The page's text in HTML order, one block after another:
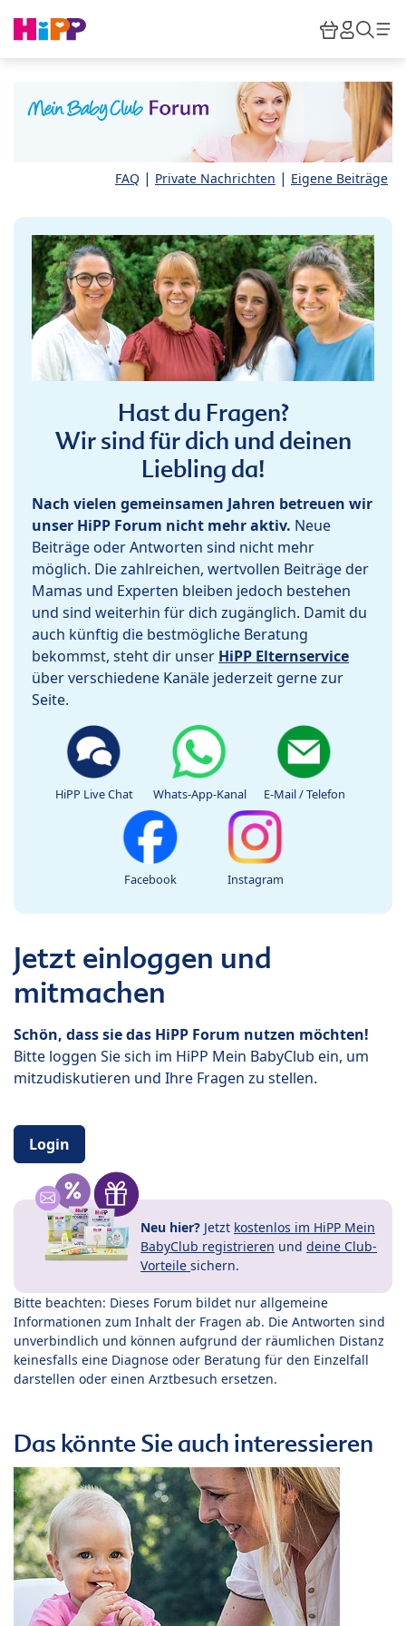
HiPP
FAQ | Private Nachrichten | Eigene Beiträge
Hast du Fragen?
Wir sind für dich und deinen
Liebling da!
Nach vielen gemeinsamen Jahren betreuen wir
unser HiPP Forum nicht mehr aktiv. Neue
Beiträge oder Antworten sind nicht mehr
möglich. Die zahlreichen, wertvollen Beiträge der
Mamas und Experten bleiben jedoch bestehen
und sind weiterhin für dich zugänglich. Damit du
auch künftig die bestmögliche Beratung
bekommst, steht dir unser HiPP Elternservice
über verschiedene Kanäle jederzeit gerne zur
Seite.
HiPP Live Chat Whats-App-Kanal E-Mail / Telefon
Facebook Instagram
Jetzt einloggen und
mitmachen
Schön, dass sie das HiPP Forum nutzen möchten!
Bitte loggen Sie sich im HiPP Mein BabyClub ein, um
mitzudiskutieren und Ihre Fragen zu stellen.
Login
Neu hier? Jetzt kostenlos im HiPP Mein
BabyClub registrieren und deine Club-
Vorteile sichern.
Bitte beachten: Dieses Forum bildet nur allgemeine
Informationen zum Inhalt der Fragen ab. Die Antworten sind
unverbindlich und können aufgrund der räumlichen Distanz
keinesfalls eine Diagnose oder Beratung für den Einzelfall
darstellen oder einen Arztbesuch ersetzen.
Das könnte Sie auch interessieren